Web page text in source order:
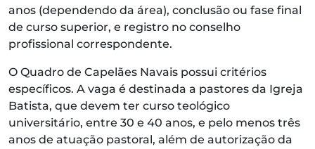
anos (dependendo da área), conclusão ou fase final
de curso superior, e registro no conselho
profissional correspondente.
O Quadro de Capelães Navais possui critérios
específicos. A vaga é destinada a pastores da Igreja
Batista, que devem ter curso teológico
universitário, entre 30 e 40 anos, e pelo menos três
anos de atuação pastoral, além de autorização da